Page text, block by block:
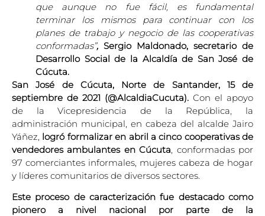
que aunque no fue fácil, es fundamental
terminar los mismos para continuar con los
planes de trabajo y negocio de las cooperativas
conformadas”, Sergio Maldonado, secretario de
Desarrollo Social de la Alcaldía de San José de
Cúcuta.
San José de Cúcuta, Norte de Santander, 15 de
septiembre de 2021 (@AlcaldiaCucuta). Con el apoyo
de la Vicepresidencia de la República, la
administración municipal, en cabeza del alcalde Jairo
Yáñez, logró formalizar en abril a cinco cooperativas de
vendedores ambulantes en Cúcuta, conformadas por
97 comerciantes informales, mujeres cabeza de hogar
y líderes comunitarios de diversos sectores.
Este proceso de caracterización fue destacado como
pionero a nivel nacional por parte de la